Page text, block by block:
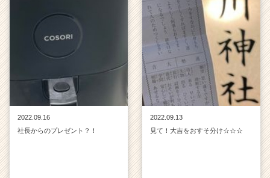
2022.09.16
社長からのプレゼント？！
2022.09.13
見て！大吉をおすそ分け☆☆☆